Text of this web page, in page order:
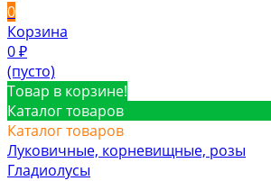
0
Корзина
0 ₽
(пусто)
Товар в корзине!
Каталог товаров
Каталог товаров
Луковичные, корневищные, розы
Гладиолусы